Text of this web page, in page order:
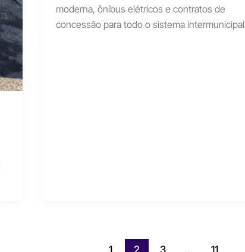
moderna, ônibus elétricos e contratos de
concessão para todo o sistema intermunicipal
1 2 3 … 11